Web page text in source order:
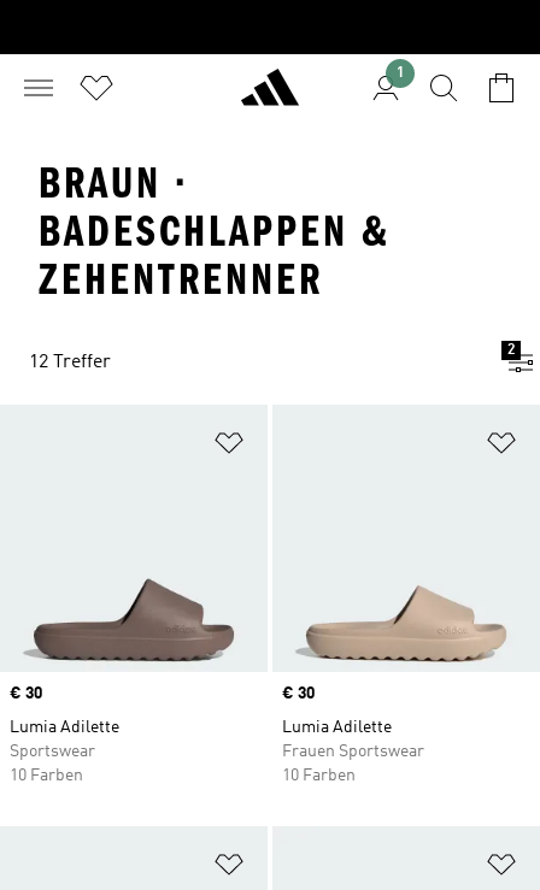
1
BRAUN ·
BADESCHLAPPEN &
ZEHENTRENNER
12 Treffer
2
Price
€ 30
Lumia Adilette
Sportswear
10 Farben
Price
€ 30
Lumia Adilette
Frauen Sportswear
10 Farben